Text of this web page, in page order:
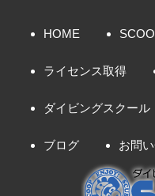
HOME
ライセンス取得
ダイビングスクール
ブログ お問